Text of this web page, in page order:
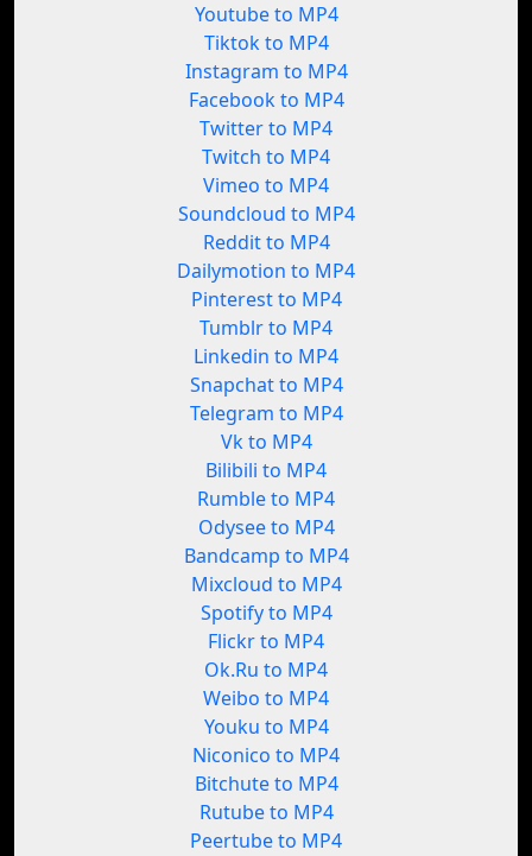
Youtube to MP4
Tiktok to MP4
Instagram to MP4
Facebook to MP4
Twitter to MP4
Twitch to MP4
Vimeo to MP4
Soundcloud to MP4
Reddit to MP4
Dailymotion to MP4
Pinterest to MP4
Tumblr to MP4
Linkedin to MP4
Snapchat to MP4
Telegram to MP4
Vk to MP4
Bilibili to MP4
Rumble to MP4
Odysee to MP4
Bandcamp to MP4
Mixcloud to MP4
Spotify to MP4
Flickr to MP4
Ok.Ru to MP4
Weibo to MP4
Youku to MP4
Niconico to MP4
Bitchute to MP4
Rutube to MP4
Peertube to MP4